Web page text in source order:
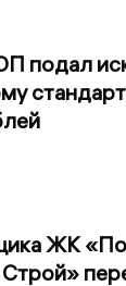
подал
ЖК